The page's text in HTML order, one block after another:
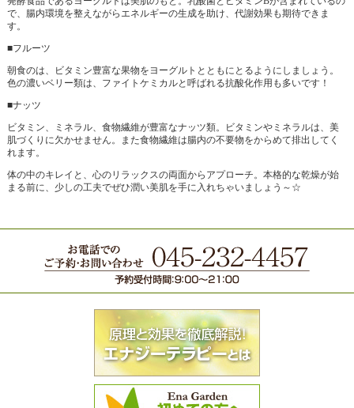
で、腸内環境を整えながらエネルギーの生成を助け、代謝効果も期待できま
す。
■フルーツ
朝食のは、ビタミン豊富な果物をヨーグルトとともにとるようにしましょう。
色の濃いベリー類は、ファイトケミカルと呼ばれる抗酸化作用も多いです！
■ナッツ
ビタミン、ミネラル、食物繊維が豊富なナッツ類。ビタミンやミネラルは、美
肌づくりに欠かせません。また食物繊維は腸内の不要物をからめて排出してく
れます。
体の中のキレイと、心のリラックスの両面からアプローチ。本格的な乾燥が始
まる前に、少しの工夫でぜひ潤い美肌を手に入れちゃいましょう～☆